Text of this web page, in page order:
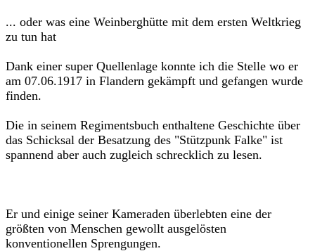
... oder was eine Weinberghütte mit dem ersten Weltkrieg
zu tun hat
Dank einer super Quellenlage konnte ich die Stelle wo er
am 07.06.1917 in Flandern gekämpft und gefangen wurde
finden.
Die in seinem Regimentsbuch enthaltene Geschichte über
das Schicksal der Besatzung des "Stützpunk Falke" ist
spannend aber auch zugleich schrecklich zu lesen.
Er und einige seiner Kameraden überlebten eine der
größten von Menschen gewollt ausgelösten
konventionellen Sprengungen.